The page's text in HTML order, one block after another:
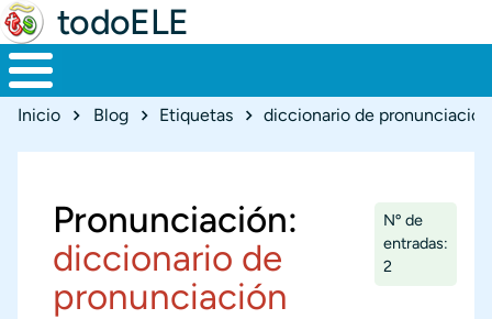
todoELE
Ruta de navegación
Inicio Blog Etiquetas diccionario de pronunciación
Pronunciación:
diccionario de
pronunciación
Nº de
entradas:
2